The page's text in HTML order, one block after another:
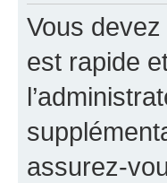
Vous
est rapide
assurez-